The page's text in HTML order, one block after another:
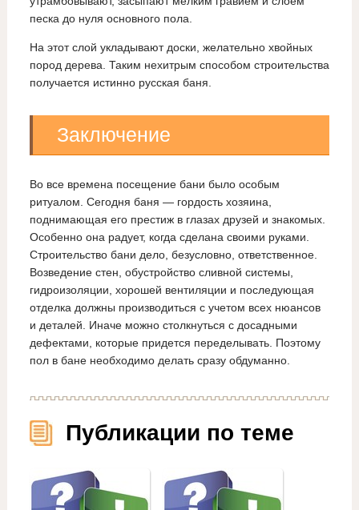
песка до нуля основного пола.
На этот слой укладывают доски, желательно хвойных
пород дерева. Таким нехитрым способом строительства
получается истинно русская баня.
Заключение
Во все времена посещение бани было особым
ритуалом. Сегодня баня — гордость хозяина,
поднимающая его престиж в глазах друзей и знакомых.
Особенно она радует, когда сделана своими руками.
Строительство бани дело, безусловно, ответственное.
Возведение стен, обустройство сливной системы,
гидроизоляции, хорошей вентиляции и последующая
отделка должны производиться с учетом всех нюансов
и деталей. Иначе можно столкнуться с досадными
дефектами, которые придется переделывать. Поэтому
пол в бане необходимо делать сразу обдуманно.
Публикации по теме